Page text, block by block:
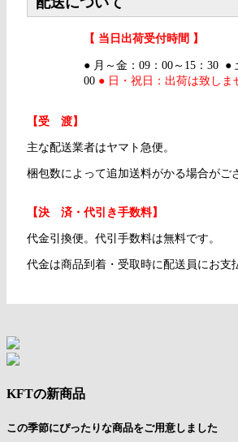
【 当日出荷受付時間 】
● 月～金：09：00～15：30 ●
00 ● 日・祝日：出荷は致しま
【受 渡】
主な配送業者はヤマト急便。
梱包数によって追加送料がかる場合がご
【決 済・代引き手数料】
代金引換便。代引手数料は無料です。
代金は商品到着・受取時に配送員にお支
KFTの新商品
この季節にぴったりな商品をご用意しました